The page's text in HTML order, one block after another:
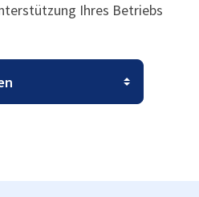
Ihres Betriebs